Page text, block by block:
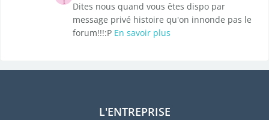
Dites nous quand vous êtes dispo par
message privé histoire qu'on innonde pas le
forum!!!:P En savoir plus
L'ENTREPRISE